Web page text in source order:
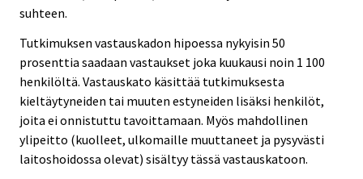
suhteen.
Tutkimuksen vastauskadon hipoessa nykyisin 50
prosenttia saadaan vastaukset joka kuukausi noin 1 100
henkilöltä. Vastauskato käsittää tutkimuksesta
kieltäytyneiden tai muuten estyneiden lisäksi henkilöt,
joita ei onnistuttu tavoittamaan. Myös mahdollinen
ylipeitto (kuolleet, ulkomaille muuttaneet ja pysyvästi
laitoshoidossa olevat) sisältyy tässä vastauskatoon.